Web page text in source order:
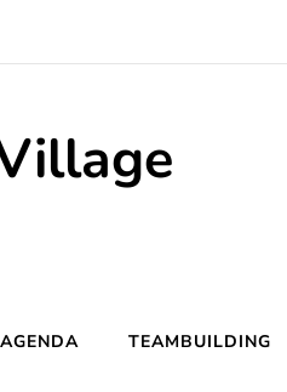
AGENDA TEAMBUILDING